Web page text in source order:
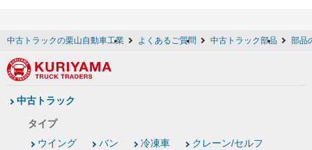
中古トラックの栗山自動車工業 よくあるご質問 中古トラック部品 部品
中古トラック
タイプ
ウイング
バン 冷凍車
クレーン/セルフ